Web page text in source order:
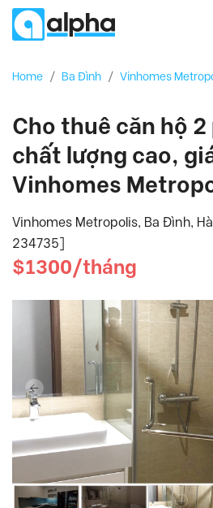
Home / Ba Đình / Vinhomes
Cho thuê căn hộ
chất lượng cao,
Vinhomes
Vinhomes Metropolis, Ba Đình,
234735]
$1300/tháng